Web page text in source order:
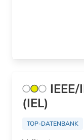
(IEL)
TOP-DATENBANK